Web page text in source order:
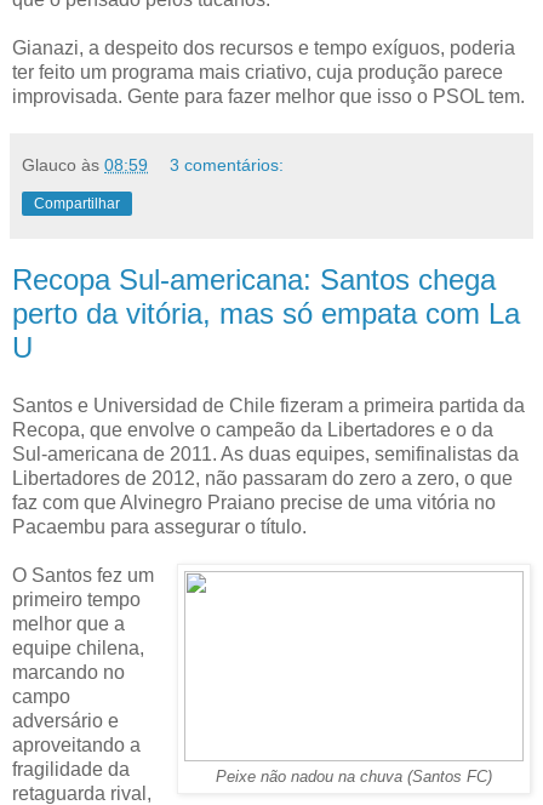
Gianazi, a despeito dos recursos e tempo exíguos, poderia
ter feito um programa mais criativo, cuja produção parece
improvisada. Gente para fazer melhor que isso o PSOL tem.
Glauco às 08:59 3 comentários:
Compartilhar
Recopa Sul-americana: Santos chega
perto da vitória, mas só empata com La
U
Santos e Universidad de Chile fizeram a primeira partida da
Recopa, que envolve o campeão da Libertadores e o da
Sul-americana de 2011. As duas equipes, semifinalistas da
Libertadores de 2012, não passaram do zero a zero, o que
faz com que Alvinegro Praiano precise de uma vitória no
Pacaembu para assegurar o título.
Peixe não nadou na chuva (Santos FC)
O Santos fez um
primeiro tempo
melhor que a
equipe chilena,
marcando no
campo
adversário e
aproveitando a
fragilidade da
retaguarda rival,